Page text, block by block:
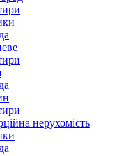
нерухомість